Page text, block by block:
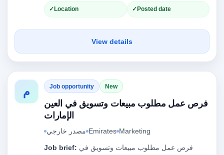
Location Posted date
View details
م Job opportunity New
فرص عمل مطلوب مبيعات وتسويق في العين
الإمارات
مصدر خارجي Emirates Marketing
Job brief: